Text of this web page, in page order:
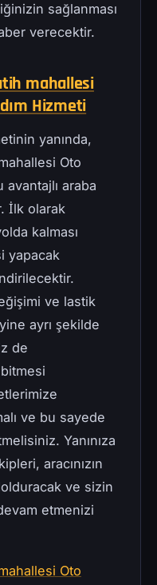
sağlanması
verecektir.
mahallesi
Hizmeti
yanında,
Oto
avantajlı araba
İlk olarak
kalması
yapacak
ve lastik
ayrı şekilde
de
ve bu sayede
Yanınıza
aracınızın
ve sizin
etmenizi
Oto